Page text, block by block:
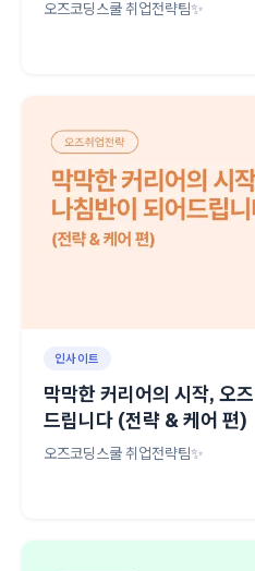
오즈코딩스쿨 취업전략팀✨
인사이트
막막한 커리어의 시작, 오
드립니다 (전략 & 케어 편)
오즈코딩스쿨 취업전략팀✨